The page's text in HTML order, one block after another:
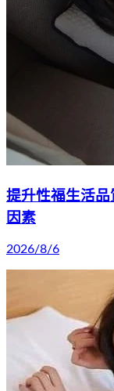
提升性福生活
因素
2026/8/6